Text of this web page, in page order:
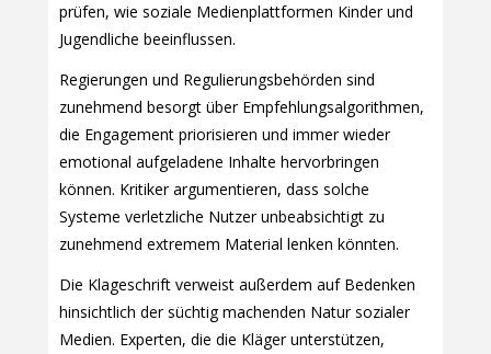
prüfen, wie soziale Medienplattformen Kinder und
Jugendliche beeinflussen.
Regierungen und Regulierungsbehörden sind
zunehmend besorgt über Empfehlungsalgorithmen,
die Engagement priorisieren und immer wieder
emotional aufgeladene Inhalte hervorbringen
können. Kritiker argumentieren, dass solche
Systeme verletzliche Nutzer unbeabsichtigt zu
zunehmend extremem Material lenken könnten.
Die Klageschrift verweist außerdem auf Bedenken
hinsichtlich der süchtig machenden Natur sozialer
Medien. Experten, die die Kläger unterstützen,